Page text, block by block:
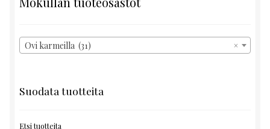
×
Ovi karmeilla (31)
Suodata tuotteita
Etsi tuotteita